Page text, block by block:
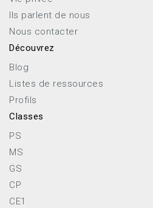
Ils parlent de nous
Nous contacter
Découvrez
Blog
Listes de ressources
Profils
Classes
PS
MS
GS
CP
CE1